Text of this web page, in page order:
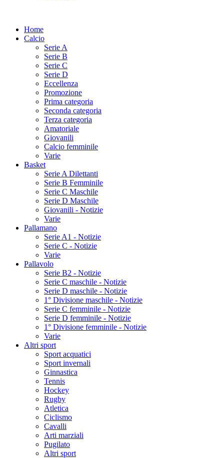
Home
Calcio
Serie A
Serie B
Serie C
Serie D
Eccellenza
Promozione
Prima categoria
Seconda categoria
Terza categoria
Amatoriale
Giovanili
Calcio femminile
Varie
Basket
Serie A Dilettanti
Serie B Femminile
Serie C Maschile
Serie D Maschile
Giovanili - Notizie
Varie
Pallamano
Serie A1 - Notizie
Serie C - Notizie
Varie
Pallavolo
Serie B2 - Notizie
Serie C maschile - Notizie
Serie D maschile - Notizie
1° Divisione maschile - Notizie
Serie C femminile - Notizie
Serie D femminile - Notizie
1° Divisione femminile - Notizie
Varie
Altri sport
Sport acquatici
Sport invernali
Ginnastica
Tennis
Hockey
Rugby
Atletica
Ciclismo
Cavalli
Arti marziali
Pugilato
Altri sport